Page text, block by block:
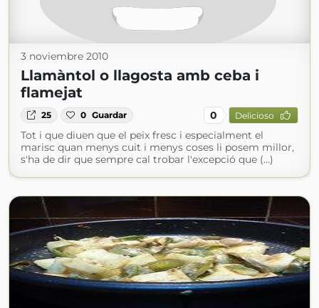
3 noviembre 2010
Llamàntol o llagosta amb ceba i
flamejat
25 0 Guardar 0 Delicioso
Tot i que diuen que el peix fresc i especialment el
marisc quan menys cuit i menys coses li posem millor,
s'ha de dir que sempre cal trobar l'excepció que (...)